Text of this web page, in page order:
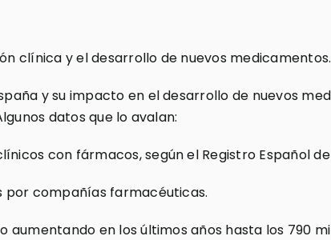
clínica y el desarrollo de nuevos medicamentos.
y su impacto en el desarrollo de nuevos
datos que lo avalan:
con fármacos, según el Registro Español de
por compañías farmacéuticas.
aumentando en los últimos años hasta los 790